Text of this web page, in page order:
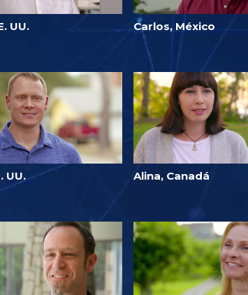
UU. Carlos, México
UU. Alina, Canadá